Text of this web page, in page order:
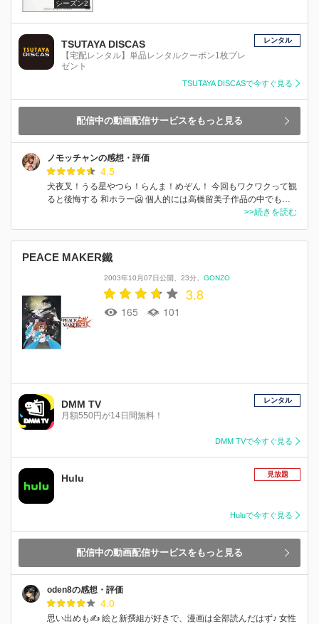
シーズン2
TSUTAYA DISCAS
【宅配レンタル】単品レンタルクーポン1枚プレ
ゼント
レンタル
TSUTAYA DISCASで今すぐ見る
配信中の動画配信サービスをもっと見る
ノモッチャンの感想・評価
4.5
犬夜叉！うる星やつら！らんま！めぞん！ 今回もワクワクって観
ると後悔する 和ホラー🥶 個人的には高橋留美子作品の中でも…
>>続きを読む
PEACE MAKER鐵
2003年10月07日公開 23分 GONZO
3.8
165 101
DMM TV
月額550円が14日間無料！
レンタル
DMM TVで今すぐ見る
Hulu 見放題
Huluで今すぐ見る
配信中の動画配信サービスをもっと見る
oden8の感想・評価
4.0
思い出めも✍ 絵と新撰組が好きで、漫画は全部読んだはず♪ 女性